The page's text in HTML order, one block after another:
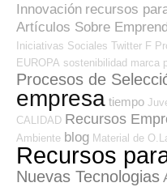
Innovación recursos
Artículos Sobre
Iniciativas Sociales Twitter F
EUROPA sostenibilidad marca
Procesos de
empresa tiempo
CALIDAD Recursos
Ambiente blog Material de
Recursos
Nuevas Tecnologias